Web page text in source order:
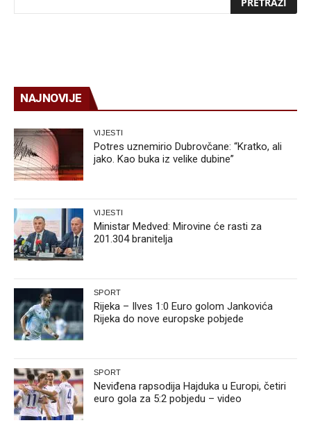
NAJNOVIJE
VIJESTI
Potres uznemirio Dubrovčane: “Kratko, ali
jako. Kao buka iz velike dubine”
VIJESTI
Ministar Medved: Mirovine će rasti za
201.304 branitelja
SPORT
Rijeka – Ilves 1:0 Euro golom Jankovića
Rijeka do nove europske pobjede
SPORT
Neviđena rapsodija Hajduka u Europi, četiri
euro gola za 5:2 pobjedu – video